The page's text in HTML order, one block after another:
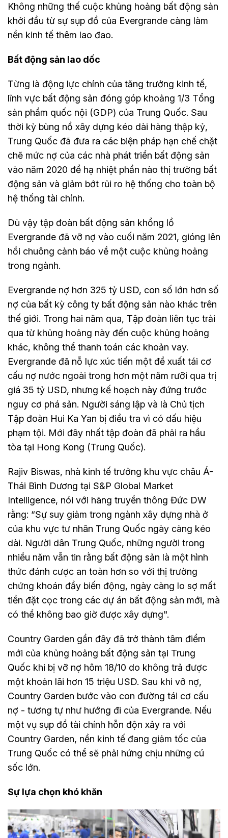
Không những thế cuộc khủng hoảng bất động sản
khởi đầu từ sự sụp đổ của Evergrande càng làm
nền kinh tế thêm lao đao.
Bất động sản lao dốc
Từng là động lực chính của tăng trưởng kinh tế,
lĩnh vực bất động sản đóng góp khoảng 1/3 Tổng
sản phẩm quốc nội (GDP) của Trung Quốc. Sau
thời kỳ bùng nổ xây dựng kéo dài hàng thập kỷ,
Trung Quốc đã đưa ra các biện pháp hạn chế chặt
chẽ mức nợ của các nhà phát triển bất động sản
vào năm 2020 để hạ nhiệt phần nào thị trường bất
động sản và giảm bớt rủi ro hệ thống cho toàn bộ
hệ thống tài chính.
Dù vậy tập đoàn bất động sản khổng lồ
Evergrande đã vỡ nợ vào cuối năm 2021, gióng lên
hồi chuông cảnh báo về một cuộc khủng hoảng
trong ngành.
Evergrande nợ hơn 325 tỷ USD, con số lớn hơn số
nợ của bất kỳ công ty bất động sản nào khác trên
thế giới. Trong hai năm qua, Tập đoàn liên tục trải
qua từ khủng hoảng này đến cuộc khủng hoảng
khác, không thể thanh toán các khoản vay.
Evergrande đã nỗ lực xúc tiến một đề xuất tái cơ
cấu nợ nước ngoài trong hơn một năm rưỡi qua trị
giá 35 tỷ USD, nhưng kế hoạch này đứng trước
nguy cơ phá sản. Người sáng lập và là Chủ tịch
Tập đoàn Hui Ka Yan bị điều tra vì có dấu hiệu
phạm tội. Mới đây nhất tập đoàn đã phải ra hầu
tòa tại Hong Kong (Trung Quốc).
Rajiv Biswas, nhà kinh tế trưởng khu vực châu Á-
Thái Bình Dương tại S&P Global Market
Intelligence, nói với hãng truyền thông Đức DW
rằng: “Sự suy giảm trong ngành xây dựng nhà ở
của khu vực tư nhân Trung Quốc ngày càng kéo
dài. Người dân Trung Quốc, những người trong
nhiều năm vẫn tin rằng bất động sản là một hình
thức đánh cược an toàn hơn so với thị trường
chứng khoán đầy biến động, ngày càng lo sợ mất
tiền đặt cọc trong các dự án bất động sản mới, mà
có thể không bao giờ được xây dựng".
Country Garden gần đây đã trở thành tâm điểm
mới của khủng hoảng bất động sản tại Trung
Quốc khi bị vỡ nợ hôm 18/10 do không trả được
một khoản lãi hơn 15 triệu USD. Sau khi vỡ nợ,
Country Garden bước vào con đường tái cơ cấu
nợ - tương tự như hướng đi của Evergrande. Nếu
một vụ sụp đổ tài chính hỗn độn xảy ra với
Country Garden, nền kinh tế đang giảm tốc của
Trung Quốc có thể sẽ phải hứng chịu những cú
sốc lớn.
Sự lựa chọn khó khăn